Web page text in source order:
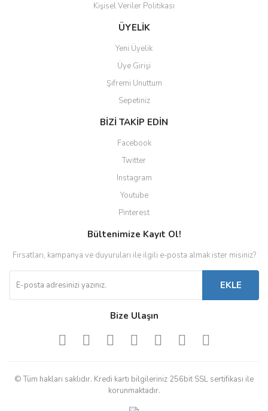
Gönder
Kişisel Veriler Politikası
ÜYELİK
Yeni Üyelik
Üye Girişi
Şifremi Unuttum
Sepetiniz
BİZİ TAKİP EDİN
Facebook
Twitter
Instagram
Youtube
Pinterest
Bültenimize Kayıt Ol!
Fırsatları, kampanya ve duyuruları ile ilgili e-posta almak ister misiniz?
EKLE
Bize Ulaşın
© Tüm hakları saklıdır. Kredi kartı bilgileriniz 256bit SSL sertifikası ile
korunmaktadır.